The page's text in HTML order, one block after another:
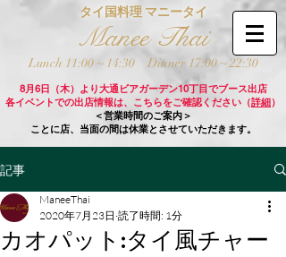
タイ国料理 マニータイ
Manee Thai
Lunch 11:00 ~ 14:30 Dinner 17:00 ~ 22:30
8月6日（木）より大通ビアガーデン10丁目でブース出店
各イベントでの出店情報は、こちらをご確認ください（詳細）
＜営業時間のご案内＞
ことに店、当面の間は休業とさせていただきます。
記事
カオパット:タイ風チャー
ManeeThai
2020年7月23日 読了時間: 1分